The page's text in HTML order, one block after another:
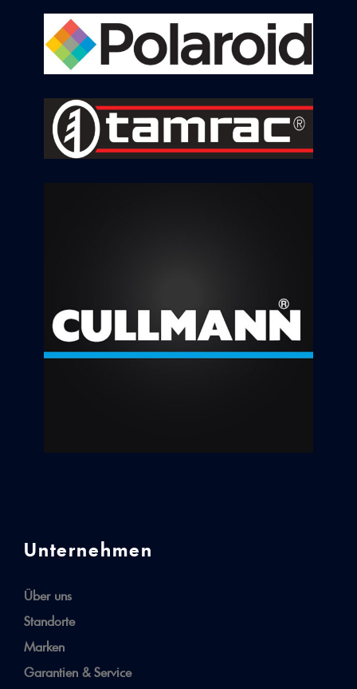
Unternehmen
Über uns
Standorte
Marken
Garantien & Service